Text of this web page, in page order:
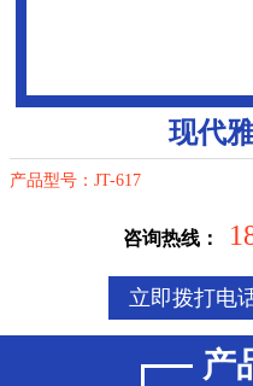
现代
产品型号：JT-617
咨询热线：
立即拨打电
产